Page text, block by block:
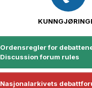
Ordensregler for
Discussion forum rules
Nasjonalarkivets